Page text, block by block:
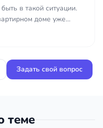
в такой ситуации.
доме уже
заявки в
Задать свой вопрос
теме